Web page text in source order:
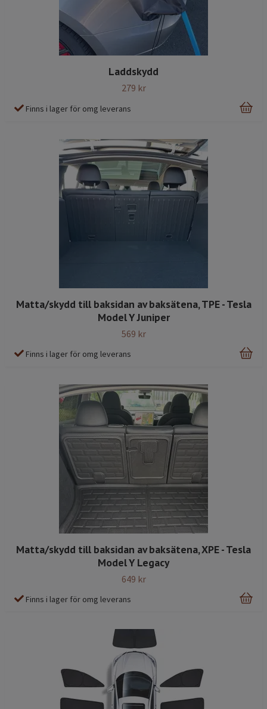
Laddskydd
279 kr
Finns i lager för omg leverans
Matta/skydd till baksidan av baksätena, TPE - Tesla
Model Y Juniper
569 kr
Finns i lager för omg leverans
Matta/skydd till baksidan av baksätena, XPE - Tesla
Model Y Legacy
649 kr
Finns i lager för omg leverans